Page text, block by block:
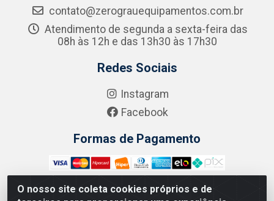
O nosso site coleta cookies próprios e de
contato@zerograuequipamentos.com.br
Atendimento de segunda a sexta-feira das
08h às 12h e das 13h30 às 17h30
Redes Sociais
Instagram
Facebook
Formas de Pagamento